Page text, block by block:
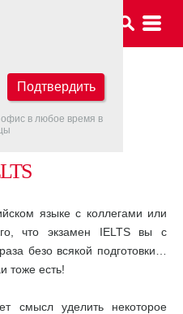
языке с коллегами или
что экзамен IELTS вы с
безо всякой подготовки…
тоже есть!
смысл уделить некоторое
Подтвердить
в любое время в